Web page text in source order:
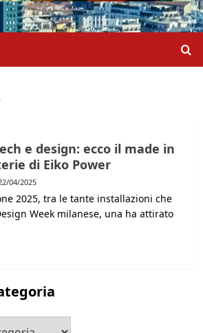
e design: ecco il made in
di Eiko Power
04/2025
2025, tra le tante installazioni che
Week milanese, una ha attirato